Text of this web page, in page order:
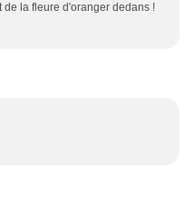
de la fleure d'oranger dedans !